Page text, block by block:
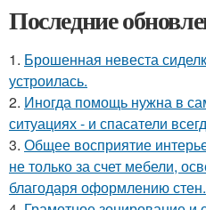
Последние
1. Брошенная невеста
устроилась.
2. Иногда помощь нужна в
ситуациях - и спасатели
3. Общее восприятие
не только за счет мебели,
благодаря оформлению стен.